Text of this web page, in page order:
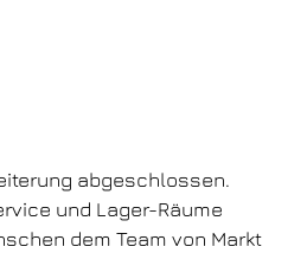
abgeschlossen.
und Lager-Räume
dem Team von Markt